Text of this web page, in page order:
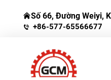
Số 66, Đường Weiyi,
+86-577-65566677